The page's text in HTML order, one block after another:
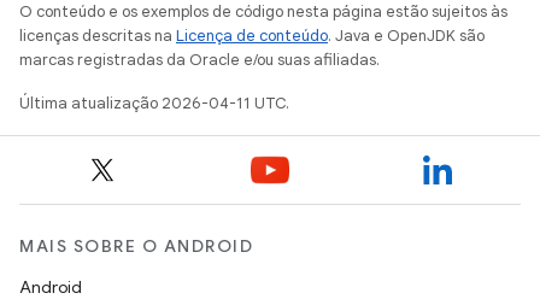
O conteúdo e os exemplos de código nesta página estão sujeitos às
licenças descritas na Licença de conteúdo. Java e OpenJDK são
marcas registradas da Oracle e/ou suas afiliadas.
Última atualização 2026-04-11 UTC.
MAIS SOBRE O ANDROID
Android